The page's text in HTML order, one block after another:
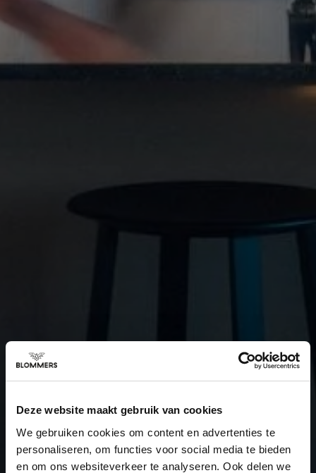
Deze website maakt gebruik van cookies
We gebruiken cookies om content en advertenties te
personaliseren, om functies voor social media te bieden
en om ons websiteverkeer te analyseren. Ook delen we